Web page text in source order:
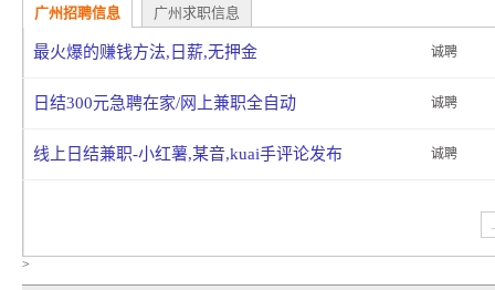
广州招聘信息 广州求职信息
最火爆的赚钱方法,日薪,无押金 诚聘
日结300元急聘在家/网上兼职全自动 诚聘
线上日结兼职-小红薯,某音,kuai手评论发布 诚聘
>